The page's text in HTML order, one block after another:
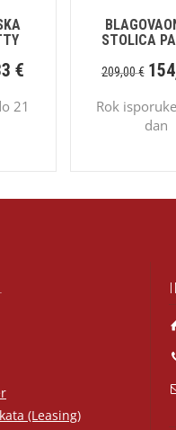
€
21
STOLICA
209,00€
Rok
dan
(Leasing)